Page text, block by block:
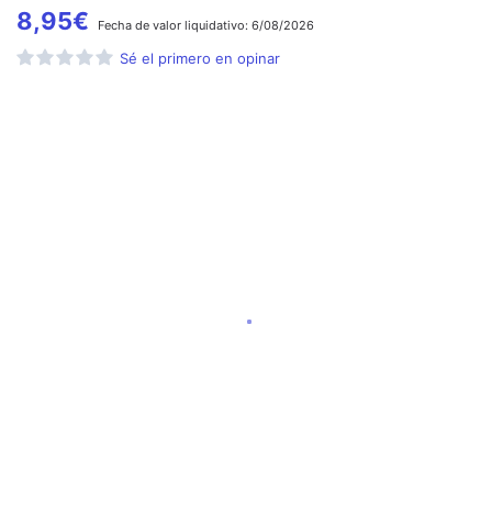
8,95€ Fecha de valor liquidativo: 6/08/2026
Sé el primero en opinar